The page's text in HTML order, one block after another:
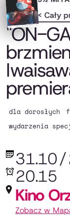
< Cały
"ON-
dla dorosłych
wydarzenia
31.10/
20.15
Kino
Zobacz w